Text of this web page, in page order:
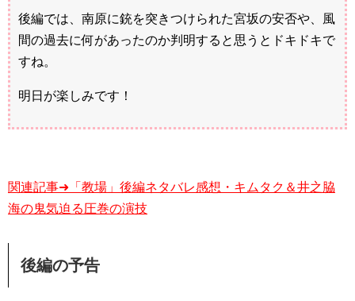
後編では、南原に銃を突きつけられた宮坂の安否や、風
間の過去に何があったのか判明すると思うとドキドキで
すね。
明日が楽しみです！
関連記事➜「教場」後編ネタバレ感想・キムタク＆井之脇
海の鬼気迫る圧巻の演技
後編の予告